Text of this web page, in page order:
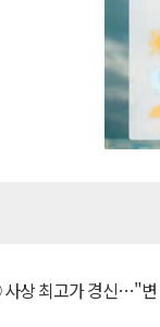
상 최고가 경신…"변